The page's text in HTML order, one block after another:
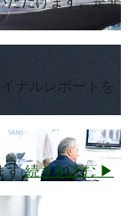
ナルレポートを
す続きを読む ▶